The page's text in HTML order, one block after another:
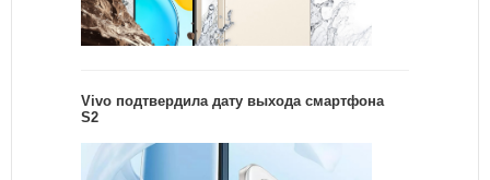
Vivo подтвердила дату выхода смартфона
S2